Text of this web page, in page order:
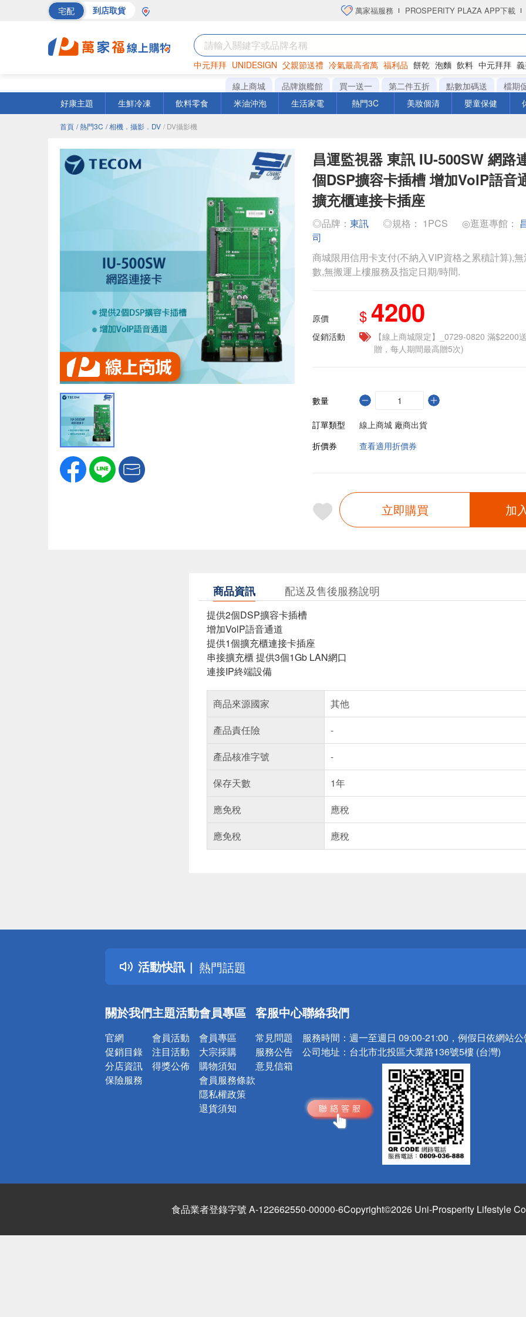
宅配 到店取貨 萬家福服務 PROSPERITY PLAZA APP下載
中元拜拜 UNIDESIGN 父親節送禮 冷氣最高省萬 福利品 餅乾 泡麵 飲料 中元拜拜
巧克力 罐頭 衛生紙
線上商城 品牌旗艦館 買一送一 第二件五折 點數加碼送 檔期
好康主題
生鮮冷凍 飲料零食 米油沖泡 生活家電 熱門3C 美妝個清 嬰童保健
首頁 / 熱門3C / 相機．攝影．DV / DV攝影機
昌運監視器 東訊 IU-500SW 網路
個DSP擴容卡插槽 增加VolP語音
擴充櫃連接卡插座
◎品牌： 東訊 ◎規格： 1PCS ◎逛逛專館：
司
商城限用信用卡支付(不納入VIP資格之累積計算),
數,無搬運上樓服務及指定日期/時間.
原價 $ 4200
促銷活動
【線上商城限定】_0729-0820 滿$2200
贈，每人期間最高贈5次)
數量
訂單類型
線上商城 廠商出貨
折價券
查看適用折價券
立即購買 加
商品資訊 配送及售後服務說明
提供2個DSP擴容卡插槽
增加VolP語音通道
提供1個擴充櫃連接卡插座
串接擴充櫃 提供3個1Gb LAN網口
連接IP終端設備
商品來源國家
其他
產品責任險
-
產品核准字號
-
保存天數
1年
應免稅
應稅
應免稅
應稅
活動快訊
詐騙網頁！請小心！
得獎公告
熱門話題
銀行優惠
詐騙網頁！請小心！
關於我們
官網
促銷目錄
分店資訊
保險服務
主題活動
會員活動
注目活動
得獎公佈
會員專區
會員專區
大宗採購
購物須知
會員服務條款
隱私權政策
退貨須知
客服中心
常見問題
服務公告
意見信箱
聯絡我們
服務時間： 週一至週日 09:00-21:00，例假日依網站
公司地址： 台北市北投區大業路136號5樓 (台灣)
食品業者登錄字號 A-122662550-00000-6Copyright©2026 Uni-Prosperity Lifestyle